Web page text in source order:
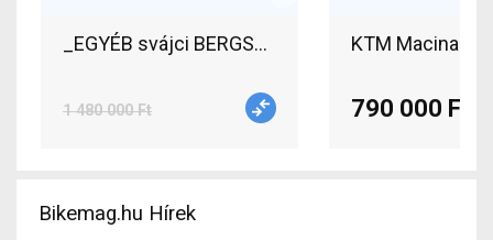
_EGYÉB svájci BERGSTROM 29 eFully
1 480 000 Ft
KTM Macina
790 000 Ft
Bikemag.hu Hírek